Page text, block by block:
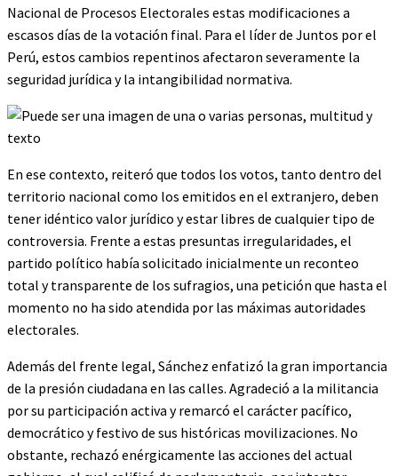
Nacional de Procesos Electorales estas modificaciones a
escasos días de la votación final. Para el líder de Juntos por el
Perú, estos cambios repentinos afectaron severamente la
seguridad jurídica y la intangibilidad normativa.
En ese contexto, reiteró que todos los votos, tanto dentro del
territorio nacional como los emitidos en el extranjero, deben
tener idéntico valor jurídico y estar libres de cualquier tipo de
controversia. Frente a estas presuntas irregularidades, el
partido político había solicitado inicialmente un reconteo
total y transparente de los sufragios, una petición que hasta el
momento no ha sido atendida por las máximas autoridades
electorales.
Además del frente legal, Sánchez enfatizó la gran importancia
de la presión ciudadana en las calles. Agradeció a la militancia
por su participación activa y remarcó el carácter pacífico,
democrático y festivo de sus históricas movilizaciones. No
obstante, rechazó enérgicamente las acciones del actual